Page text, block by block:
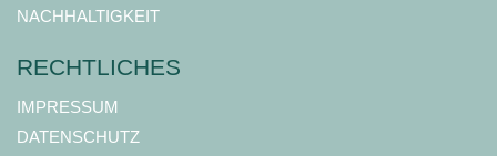
NACHHALTIGKEIT
RECHTLICHES
IMPRESSUM
DATENSCHUTZ